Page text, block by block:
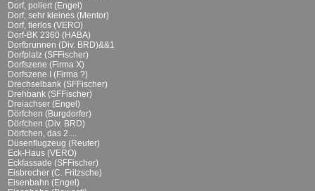
Dorf, poliert (Engel)
Dorf, sehr kleines (Mentor)
Dorf, tierlos (VERO)
Dorf-BK 2360 (HABA)
Dorfbrunnen (Div. BRD)&&1
Dorfplatz (SFFischer)
Dorfszene (Firma X)
Dorfszene I (Firma ?)
Drechselbank (SFFischer)
Drehbank (SFFischer)
Dreiachser (Engel)
Dörfchen (Burgdorfer)
Dörfchen (Div. BRD)
Dörfchen, das 2....
Düsenflugzeug (Reuter)
Eck-Haus (VERO)
Eckfassade (SFFischer)
Eisbrecher (C. Fritzsche)
Eisenbahn (Engel)